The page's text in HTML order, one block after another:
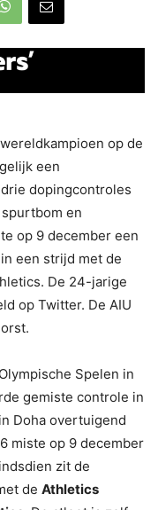
op de
een
dopingcontroles
en
op 9 december een
een strijd met de
De 24-jarige
op Twitter. De AIU
Spelen in
gemiste controle in
Doha overtuigend
miste op 9 december
zit de
de Athletics